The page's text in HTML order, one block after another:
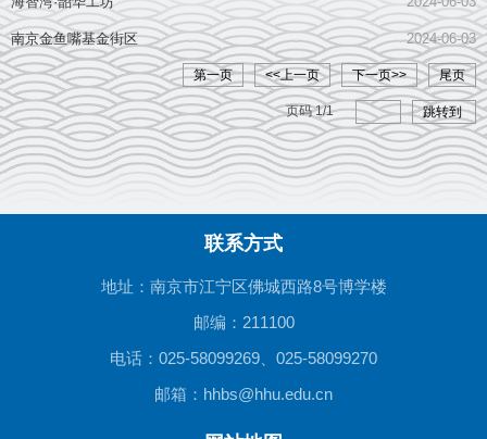
南京金鱼嘴基金街区 2024-06-03
第一页 <<上一页 下一页>> 尾页
页码1/1 跳转到
联系方式
地址：南京市江宁区佛城西路8号博学楼
邮编：211100
电话：025-58099269、025-58099270
邮箱：hhbs@hhu.edu.cn